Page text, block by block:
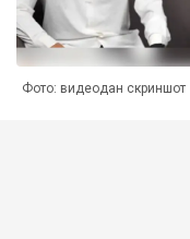
Фото: видеодан скриншот